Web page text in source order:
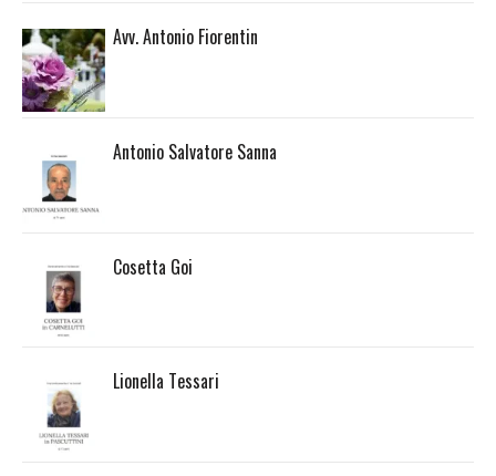
Avv. Antonio Fiorentin
Antonio Salvatore Sanna
Cosetta Goi
Lionella Tessari